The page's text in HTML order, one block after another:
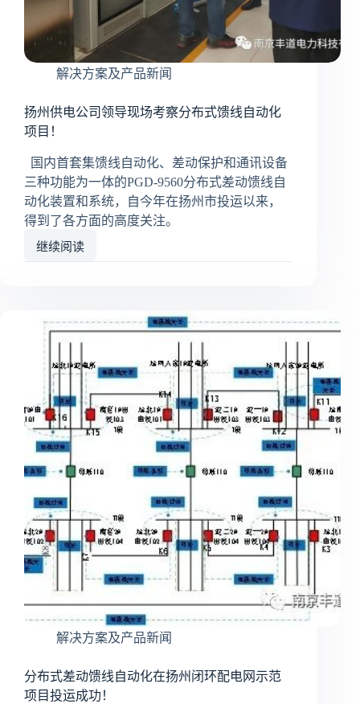
会
顺
召
解决方案及产品新闻
扬州供电公司领导现场考察分布式馈线自动化
项目！
国内首套集馈线自动化、差动保护和通讯设备
三种功能为一体的PGD-9560分布式差动馈线自
动化装置和系统，自今年在扬州市投运以来，
得到了各方面的高度关注。
继续阅读
扬
公
导
场
考
察
分
布
馈
线
自
动
项
目！
解决方案及产品新闻
分布式差动馈线自动化在扬州闭环配电网示范
项目投运成功！